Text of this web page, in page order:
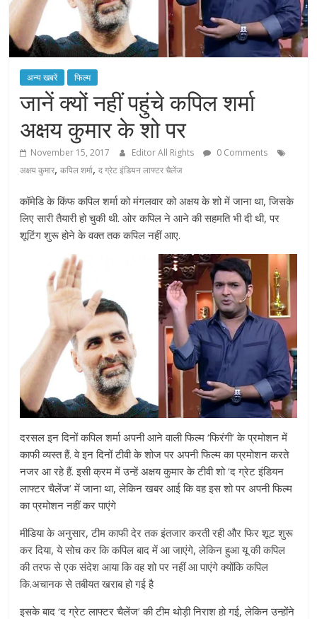
अन्य खबरें फिल्म
जानें क्यों नहीं पहुंचे कपिल शर्मा
अक्षय कुमार के शो पर
November 15, 2017 Editor All Rights
0 Comments
अक्षय कुमार,कपिल शर्मा,द ग्रेट इंडियन लाफ्टर चैलेंज
कॉमेडि के किंफ कपिल शर्मा को मंगलवार को अक्षय के शो में जाना था, जिसके
लिए सारी तैयारी हो चुकी थी. ओर कपिल ने आने की सहमति भी दी थी, पर
शूटिंग शुरू होने के वक्त तक कपिल नहीं आए.
दरसल इन दिनों कपिल शर्मा अपनी आने वाली फिल्म ‘फिरंगी’ के प्रमोशन में
काफी व्यस्त हैं. वे इन दिनों टीवी के शोज पर अपनी फिल्म का प्रमोशन करते
नजर आ रहे हैं. इसी क्रम में उन्हें अक्षय कुमार के टीवी शो ‘द ग्रेट इंडियन
लाफ्टर चैलेंज’ में जाना था, लेकिन खबर आई कि वह इस शो पर अपनी फिल्म
का प्रमोशन नहीं कर पाएंगे
मीडिया के अनुसार, टीम काफी देर तक इंतजार करती रही और फिर शूट शुरू
कर दिया, ये सोच कर कि कपिल बाद में आ जाएंगे, लेकिन हुआ यू की कपिल
की तरफ से एक संदेश आया कि वह शो पर नहीं आ पाएंगे क्योंकि कपिल
कि.अचानक से तबीयत खराब हो गई है
इसके बाद ‘द ग्रेट लाफ्टर चैलेंज’ की टीम थोड़ी निराश हो गई, लेकिन उन्होंने